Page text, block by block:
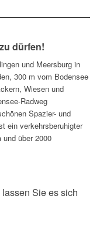
dürfen!
und Meersburg in
300 m vom Bodensee
Wiesen und
Radweg
Spazier- und
ein verkehrsberuhigter
über 2000
Sie es sich